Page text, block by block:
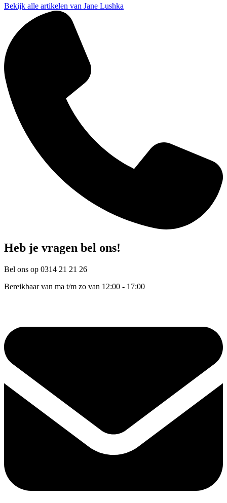
Bekijk alle artikelen van Jane Lushka
Heb je vragen bel ons!
Bel ons op 0314 21 21 26
Bereikbaar van ma t/m zo van 12:00 - 17:00